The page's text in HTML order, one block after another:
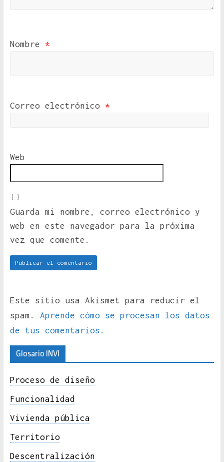
Nombre *
Correo electrónico *
Web
Guarda mi nombre, correo electrónico y
web en este navegador para la próxima
vez que comente.
Este sitio usa Akismet para reducir el
spam. Aprende cómo se procesan los datos
de tus comentarios.
Glosario INVI
Proceso de diseño
Funcionalidad
Vivienda pública
Territorio
Descentralización